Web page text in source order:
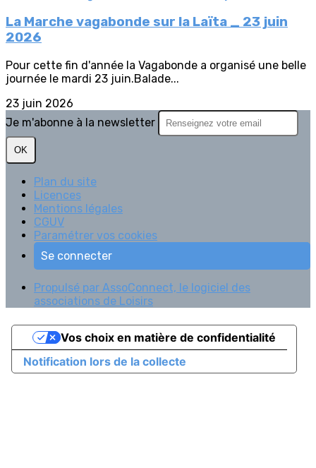
La Marche vagabonde sur la Laïta _ 23 juin
2026
Pour cette fin d'année la Vagabonde a organisé une belle
journée le mardi 23 juin.Balade...
23 juin 2026
Je m'abonne à la newsletter
OK
Plan du site
Licences
Mentions légales
CGUV
Paramétrer vos cookies
Se connecter
Propulsé par AssoConnect, le logiciel des
associations de Loisirs
Notification lors de la collecte
Vos choix en matière de confidentialité